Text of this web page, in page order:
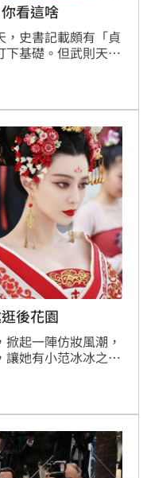
看這啥
史書記載頗有「貞
基礎。但武則天在
傑看了啞口無言。
後花園
起一陣仿妝風潮，
讓她有小范冰冰之
恆還當場上演色慾